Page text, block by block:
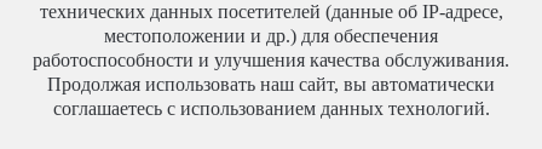
технических данных посетителей (данные об IP-адресе,
местоположении и др.) для обеспечения
работоспособности и улучшения качества обслуживания.
Продолжая использовать наш сайт, вы автоматически
соглашаетесь с использованием данных технологий.